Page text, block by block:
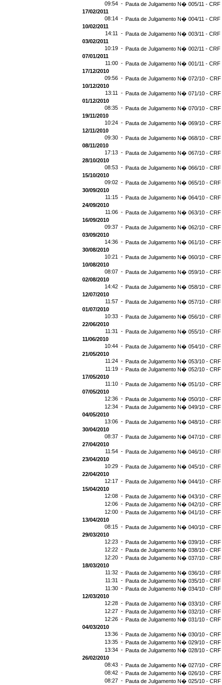
09:54 - Pauta de Julgamento N� 005/11 - CRF
17/02/2011
08:14 - Pauta de Julgamento N� 004/11 - CRF
10/02/2011
14:11 - Pauta de Julgamento N� 003/11 - CRF
03/02/2011
10:19 - Pauta de Julgamento N� 002/11 - CRF
07/01/2011
11:00 - Pauta de Julgamento N� 001/11 - CRF
17/12/2010
09:56 - Pauta de Julgamento N� 072/10 - CRF
10/12/2010
13:11 - Pauta de Julgamento N� 071/10 - CRF
01/12/2010
08:35 - Pauta de Julgamento N� 070/10 - CRF
19/11/2010
10:24 - Pauta de Julgamento N� 069/10 - CRF
12/11/2010
09:30 - Pauta de Julgamento N� 068/10 - CRF
08/11/2010
17:13 - Pauta de Julgamento N� 067/10 - CRF
28/10/2010
08:53 - Pauta de Julgamento N� 066/10 - CRF
15/10/2010
09:02 - Pauta de Julgamento N� 065/10 - CRF
30/09/2010
11:15 - Pauta de Julgamento N� 064/10 - CRF
24/09/2010
11:06 - Pauta de Julgamento N� 063/10 - CRF
16/09/2010
09:37 - Pauta de Julgamento N� 062/10 - CRF
03/09/2010
14:36 - Pauta de Julgamento N� 061/10 - CRF
30/08/2010
10:21 - Pauta de Julgamento N� 060/10 - CRF
10/08/2010
08:07 - Pauta de Julgamento N� 059/10 - CRF
02/08/2010
14:42 - Pauta de Julgamento N� 058/10 - CRF
12/07/2010
11:57 - Pauta de Julgamento N� 057/10 - CRF
01/07/2010
10:33 - Pauta de Julgamento N� 056/10 - CRF
22/06/2010
11:31 - Pauta de Julgamento N� 055/10 - CRF
11/06/2010
10:44 - Pauta de Julgamento N� 054/10 - CRF
21/05/2010
11:24 - Pauta de Julgamento N� 053/10 - CRF
11:19 - Pauta de Julgamento N� 052/10 - CRF
17/05/2010
11:10 - Pauta de Julgamento N� 051/10 - CRF
07/05/2010
12:36 - Pauta de Julgamento N� 050/10 - CRF
12:34 - Pauta de Julgamento N� 049/10 - CRF
04/05/2010
13:06 - Pauta de Julgamento N� 048/10 - CRF
30/04/2010
08:37 - Pauta de Julgamento N� 047/10 - CRF
27/04/2010
11:54 - Pauta de Julgamento N� 046/10 - CRF
23/04/2010
10:29 - Pauta de Julgamento N� 045/10 - CRF
22/04/2010
12:17 - Pauta de Julgamento N� 044/10 - CRF
15/04/2010
12:08 - Pauta de Julgamento N� 043/10 - CRF
12:06 - Pauta de Julgamento N� 042/10 - CRF
12:00 - Pauta de Julgamento N� 041/10 - CRF
13/04/2010
08:15 - Pauta de Julgamento N� 040/10 - CRF
29/03/2010
12:23 - Pauta de Julgamento N� 039/10 - CRF
12:22 - Pauta de Julgamento N� 038/10 - CRF
12:20 - Pauta de Julgamento N� 037/10 - CRF
18/03/2010
11:32 - Pauta de Julgamento N� 036/10 - CRF
11:31 - Pauta de Julgamento N� 035/10 - CRF
11:30 - Pauta de Julgamento N� 034/10 - CRF
12/03/2010
12:28 - Pauta de Julgamento N� 033/10 - CRF
12:27 - Pauta de Julgamento N� 032/10 - CRF
12:26 - Pauta de Julgamento N� 031/10 - CRF
04/03/2010
13:36 - Pauta de Julgamento N� 030/10 - CRF
13:35 - Pauta de Julgamento N� 029/10 - CRF
13:34 - Pauta de Julgamento N� 028/10 - CRF
26/02/2010
08:43 - Pauta de Julgamento N� 027/10 - CRF
08:42 - Pauta de Julgamento N� 026/10 - CRF
08:27 - Pauta de Julgamento N� 025/10 - CRF